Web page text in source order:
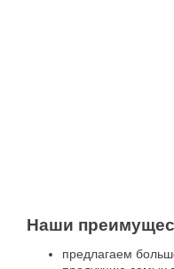
Наши
предлагаем